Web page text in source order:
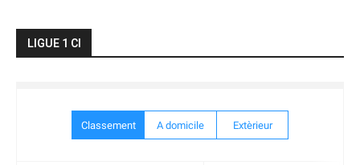
LIGUE 1 CI
Classement A domicile Extèrieur